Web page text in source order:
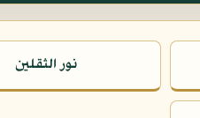
نور الثقلين